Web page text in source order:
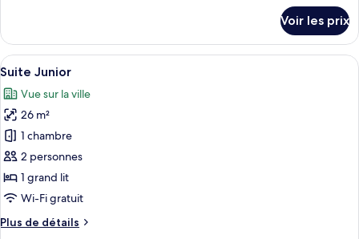
le
type
de
Chambre
Double
Supérieure
Voir les prix
Afficher
toutes
les
photos
pour
ce
type
de
chambre :
Suite
Une chambre d’hôtel avec un grand
13
Suite Junior
Vue sur la ville
26 m²
1 chambre
2 personnes
1 grand lit
Wi-Fi gratuit
Plus de détails
Plus